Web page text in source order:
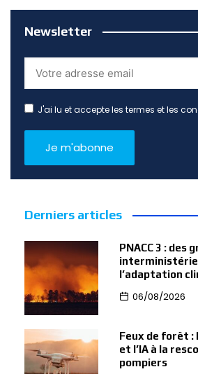
Newsletter
J'ai lu et accepte les termes et les
Derniers articles
PNACC 3 : des
l’adaptation
06/08/2026
Feux de forêt :
et l’IA à la
pompiers